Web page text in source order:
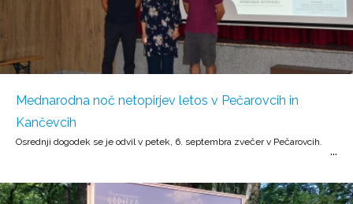
Mednarodna noč netopirjev letos v Pečarovcih in
Kančevcih
Osrednji dogodek se je odvil v petek, 6. septembra zvečer v Pečarovcih.